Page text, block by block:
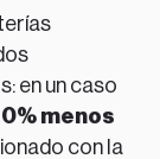
en un caso
menos
con la